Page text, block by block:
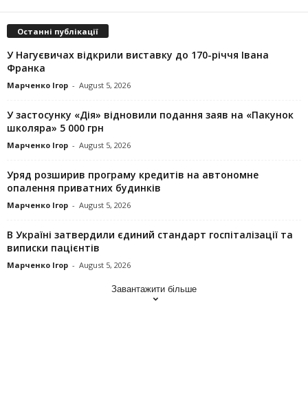
Останні публікації
У Нагуєвичах відкрили виставку до 170-річчя Івана
Франка
Марченко Ігор - August 5, 2026
У застосунку «Дія» відновили подання заяв на «Пакунок
школяра» 5 000 грн
Марченко Ігор - August 5, 2026
Уряд розширив програму кредитів на автономне
опалення приватних будинків
Марченко Ігор - August 5, 2026
В Україні затвердили єдиний стандарт госпіталізації та
виписки пацієнтів
Марченко Ігор - August 5, 2026
Завантажити більше